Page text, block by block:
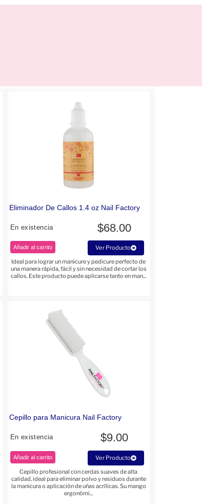
Eliminador De Callos 1.4 oz Nail Factory
En existencia $68.00
Añadir al carrito
Ver Producto
Ideal para lograr un manicure y pedicure perfecto de
una manera rápida, fácil y sin necesidad de cortar los
callos. Este producto puede aplicarse tanto en man...
Cepillo para Manicura Nail Factory
En existencia $9.00
Añadir al carrito
Ver Producto
Cepillo profesional con cerdas suaves de alta
calidad, ideal para eliminar polvo y residuos durante
la manicura o aplicación de uñas acrílicas. Su mango
ergonómi...